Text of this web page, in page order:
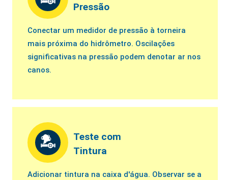
Pressão
Conectar um medidor de pressão à torneira
mais próxima do hidrômetro. Oscilações
significativas na pressão podem denotar ar nos
canos.
Teste com
Tintura
Adicionar tintura na caixa d'água. Observar se a